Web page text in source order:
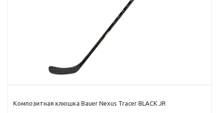
Композитная клюшка Bauer Nexus Tracer BLACK JR